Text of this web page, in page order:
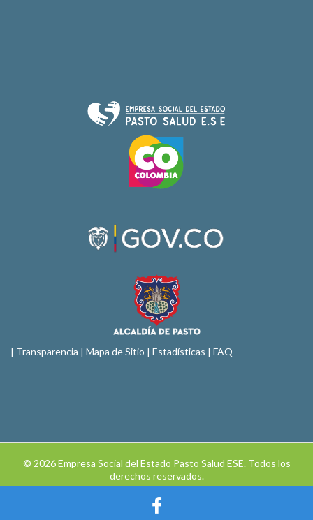
| Transparencia | Mapa de Sitio | Estadísticas | FAQ
© 2026 Empresa Social del Estado Pasto Salud ESE. Todos los
derechos reservados.